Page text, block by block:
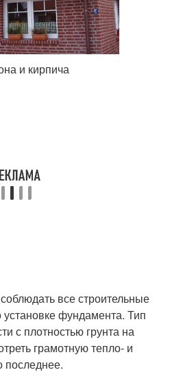
и кирпича
все строительные
фундамента. Тип
с плотностью грунта на
грамотную тепло- и
последнее.